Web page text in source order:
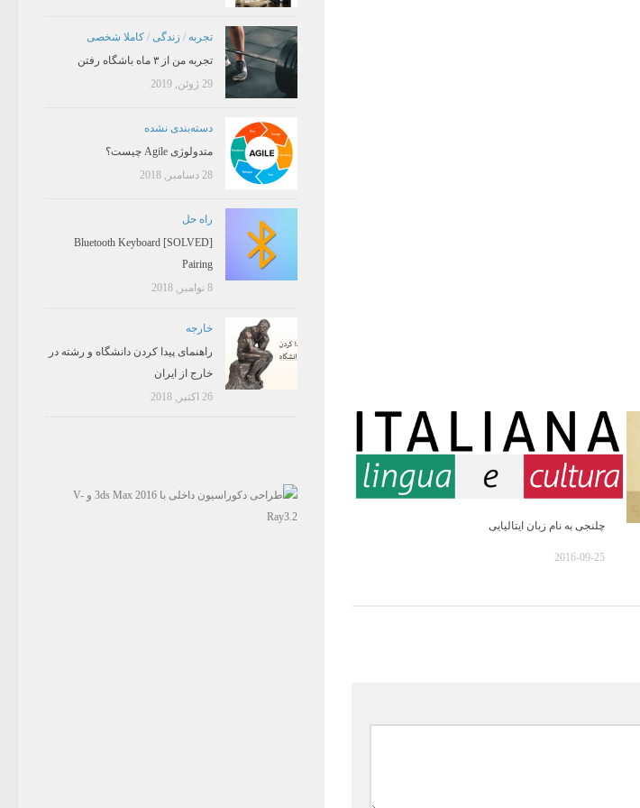
چلنجی به نام زبان ایتالیایی
2016-09-25
تجربه / زندگی / کاملا شخصی
تجربه من از ۳ ماه باشگاه رفتن
29 ژوئن, 2019
دسته‌بندی نشده
متدولوژی Agile چیست؟
28 دسامبر, 2018
راه حل
[SOLVED] Bluetooth Keyboard
Pairing
8 نوامبر, 2018
خارجه
راهنمای پیدا کردن دانشگاه و رشته در
خارج از ایران
26 اکتبر, 2018